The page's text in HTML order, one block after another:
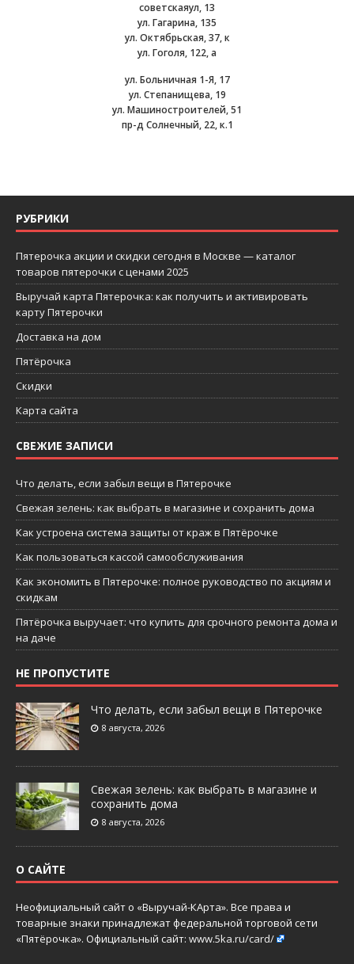
советскаяул, 13
ул. Гагарина, 135
ул. Октябрьская, 37, к
ул. Гоголя, 122, а
ул. Больничная 1-Я, 17
ул. Степанищева, 19
ул. Машиностроителей, 51
пр-д Солнечный, 22, к.1
РУБРИКИ
Пятерочка акции и скидки сегодня в Москве — каталог
товаров пятерочки с ценами 2025
Выручай карта Пятерочка: как получить и активировать
карту Пятерочки
Доставка на дом
Пятёрочка
Скидки
Карта сайта
СВЕЖИЕ ЗАПИСИ
Что делать, если забыл вещи в Пятерочке
Свежая зелень: как выбрать в магазине и сохранить дома
Как устроена система защиты от краж в Пятёрочке
Как пользоваться кассой самообслуживания
Как экономить в Пятерочке: полное руководство по акциям и
скидкам
Пятёрочка выручает: что купить для срочного ремонта дома и
на даче
НЕ ПРОПУСТИТЕ
Что делать, если забыл вещи в Пятерочке
8 августа, 2026
Свежая зелень: как выбрать в магазине и
сохранить дома
8 августа, 2026
О САЙТЕ
Неофициальный сайт о «Выручай-КАрта». Все права и
товарные знаки принадлежат федеральной торговой сети
«Пятёрочка». Официальный сайт: www.5ka.ru/card/